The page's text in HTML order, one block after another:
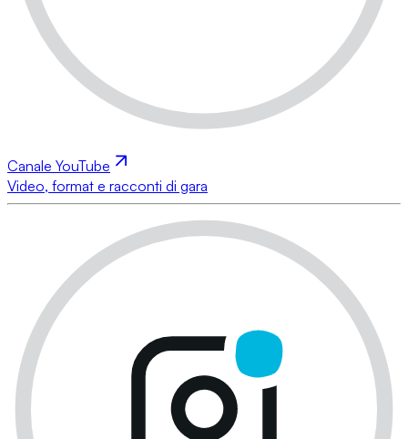
Canale YouTube
Video, format e racconti di gara